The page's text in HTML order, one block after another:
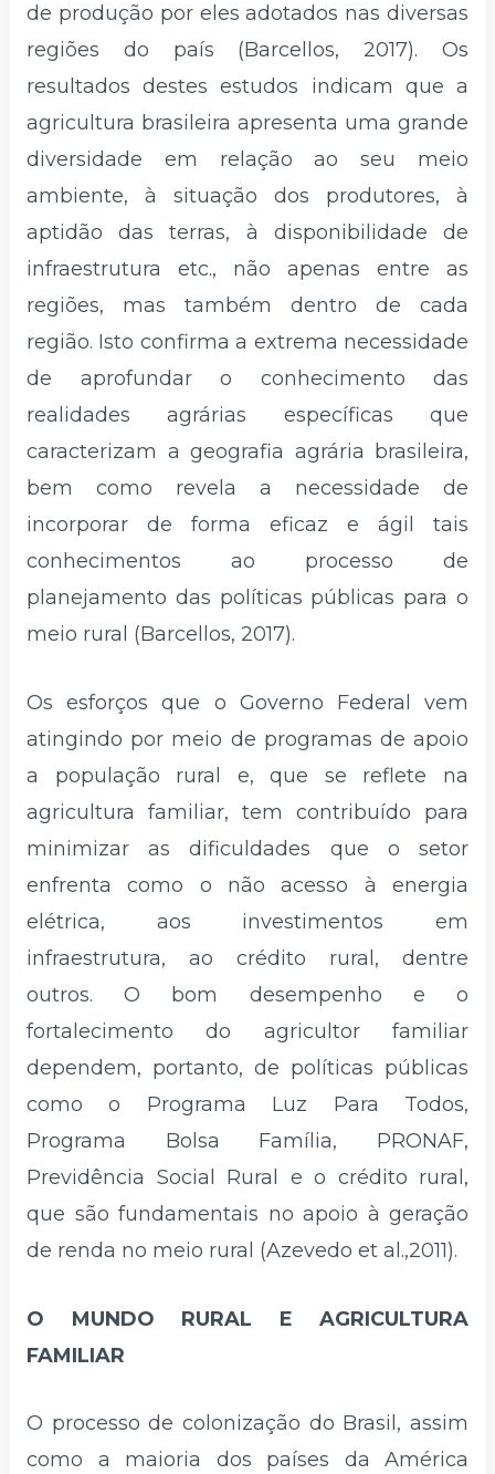
de produção por eles adotados nas diversas
regiões do país (Barcellos, 2017). Os
resultados destes estudos indicam que a
agricultura brasileira apresenta uma grande
diversidade em relação ao seu meio
ambiente, à situação dos produtores, à
aptidão das terras, à disponibilidade de
infraestrutura etc., não apenas entre as
regiões, mas também dentro de cada
região. Isto confirma a extrema necessidade
de aprofundar o conhecimento das
realidades agrárias específicas que
caracterizam a geografia agrária brasileira,
bem como revela a necessidade de
incorporar de forma eficaz e ágil tais
conhecimentos ao processo de
planejamento das políticas públicas para o
meio rural (Barcellos, 2017).
Os esforços que o Governo Federal vem
atingindo por meio de programas de apoio
a população rural e, que se reflete na
agricultura familiar, tem contribuído para
minimizar as dificuldades que o setor
enfrenta como o não acesso à energia
elétrica, aos investimentos em
infraestrutura, ao crédito rural, dentre
outros. O bom desempenho e o
fortalecimento do agricultor familiar
dependem, portanto, de políticas públicas
como o Programa Luz Para Todos,
Programa Bolsa Família, PRONAF,
Previdência Social Rural e o crédito rural,
que são fundamentais no apoio à geração
de renda no meio rural (Azevedo et al.,2011).
O MUNDO RURAL E AGRICULTURA
FAMILIAR
O processo de colonização do Brasil, assim
como a maioria dos países da América